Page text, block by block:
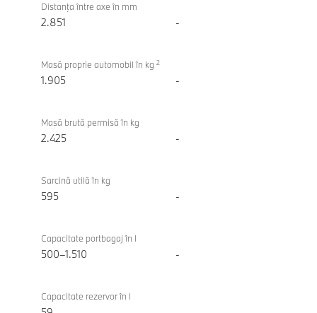
Distanţa între axe în mm
2.851 -
Masă proprie automobil în kg 2
1.905 -
Masă brută permisă în kg
2.425 -
Sarcină utilă în kg
595 -
Capacitate portbagaj în l
500–1.510 -
Capacitate rezervor în l